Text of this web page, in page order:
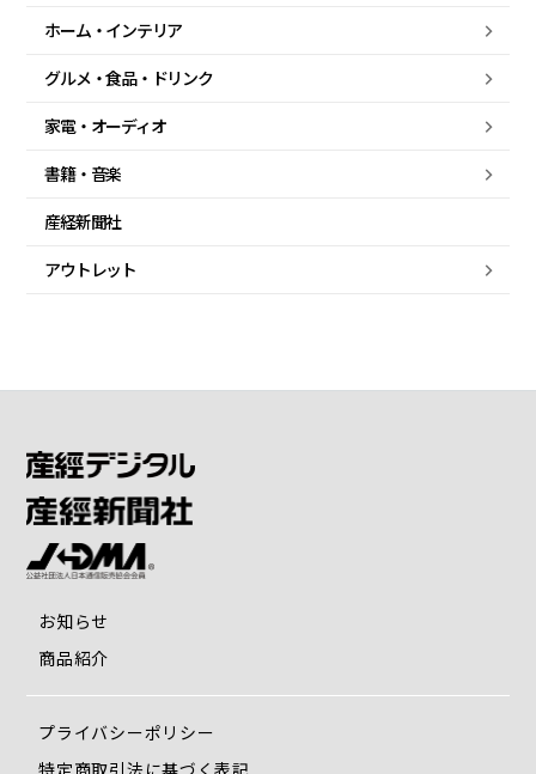
ホーム・ インテリア
グルメ・食品・ ドリンク
家電・ オーディオ
書籍・音楽
産経新聞社
アウトレット
お知らせ
商品紹介
プライバシーポリシー
特定商取引法に基づく表記